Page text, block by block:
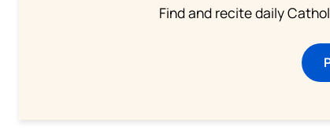
Find and recite daily